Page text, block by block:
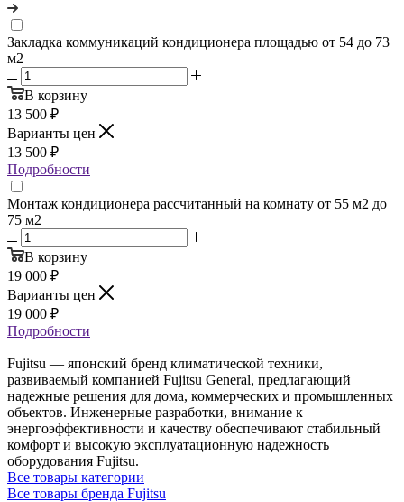
Закладка коммуникаций кондиционера площадью от 54 до 73
м2
В корзину
13 500 ₽
Варианты цен
13 500 ₽
Подробности
Монтаж кондиционера рассчитанный на комнату от 55 м2 до
75 м2
В корзину
19 000 ₽
Варианты цен
19 000 ₽
Подробности
Fujitsu — японский бренд климатической техники,
развиваемый компанией Fujitsu General, предлагающий
надежные решения для дома, коммерческих и промышленных
объектов. Инженерные разработки, внимание к
энергоэффективности и качеству обеспечивают стабильный
комфорт и высокую эксплуатационную надежность
оборудования Fujitsu.
Все товары категории
Все товары бренда Fujitsu